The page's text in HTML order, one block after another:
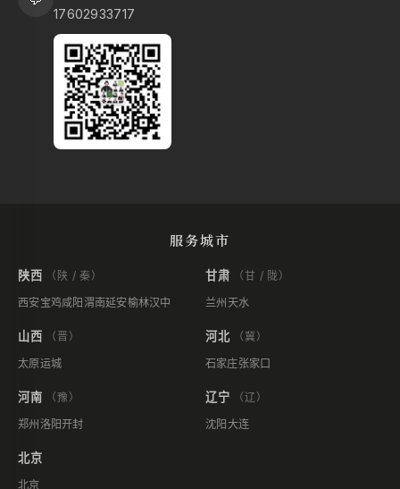
17602933717
服务城市
陕西
（陕 / 秦）
西安宝鸡咸阳 渭南延安榆林汉中
甘肃
（甘 / 陇）
兰州 天水
山西
（晋）
太原运城
河北
（冀）
石家庄张家口
河南
（豫）
郑州 洛阳开封
辽宁
（辽）
沈阳 大连
北京
北京